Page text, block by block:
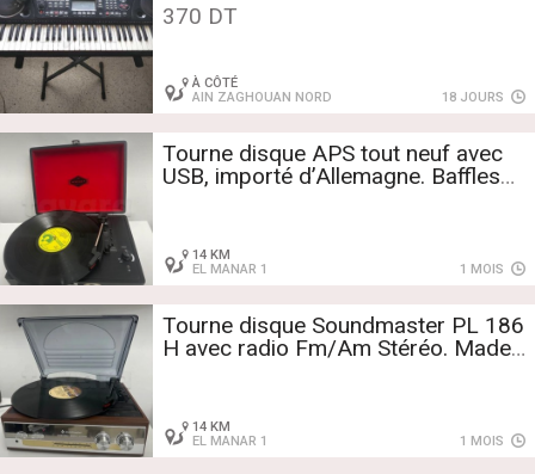
370 DT
À CÔTÉ
AIN ZAGHOUAN NORD
18 JOURS
Tourne disque APS tout neuf avec
USB, importé d’Allemagne. Baffles
14 KM
EL MANAR 1
1 MOIS
Tourne disque Soundmaster PL 186
H avec radio Fm/Am Stéréo. Made
14 KM
EL MANAR 1
1 MOIS